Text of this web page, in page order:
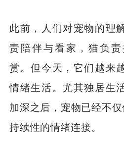
此前，人们对宠物的理
责陪伴与看家，猫负
赏。但今天，它们越来
情绪生活。尤其独居生
加深之后，宠物已经不
持续性的情绪连接。